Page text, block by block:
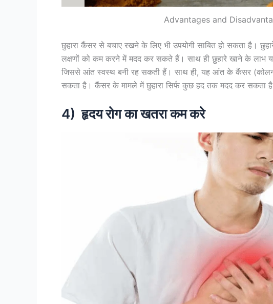
Advantages and
छुहारा कैंसर से बचाए रखने के लिए भी उपयोगी साबित हो सकता है।
लक्षणों को कम करने में मदद कर सकते हैं। साथ ही छुहारे खाने के लाभ
जिससे आंत स्वस्थ बनी रह सकती हैं। साथ ही, यह आंत के कैंसर
सकता है। कैंसर के मामले में छुहारा सिर्फ कुछ हद तक मदद कर सकता
4) हृदय रोग का खतरा कम करे